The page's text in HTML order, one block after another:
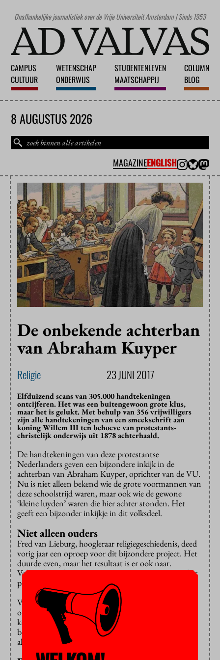
Onafhankelijke journalistiek over de Vrije Universiteit Amsterdam | Sinds 1953
CAMPUS
CULTUUR
WETENSCHAP
ONDERWIJS
STUDENTENLEVEN
MAATSCHAPPIJ
COLUMN
BLOG
8 AUGUSTUS 2026
MAGAZINEENGLISH
De onbekende achterban
van Abraham Kuyper
Religie 23 JUNI 2017
Elfduizend scans van 305.000 handtekeningen
ontcijferen. Het was een buitengewoon grote klus,
maar het is gelukt. Met behulp van 356 vrijwilligers
zijn alle handtekeningen van een smeekschrift aan
koning Willem III ten behoeve van protestants-
christelijk onderwijs uit 1878 achterhaald.
De handtekeningen van deze protestantse
Nederlanders geven een bijzondere inkijk in de
achterban van Abraham Kuyper, oprichter van de VU.
Nu is niet alleen bekend wie de grote voormannen van
deze schoolstrijd waren, maar ook wie de gewone
‘kleine luyden’ waren die hier achter stonden. Het
geeft een bijzonder inkijkje in dit volksdeel.
Niet alleen ouders
Fred van Lieburg, hoogleraar religiegeschiedenis, deed
vorig jaar een oproep voor dit bijzondere project. Het
duurde even, maar het resultaat is er ook naar.
Volgende week is in Nijmegeneen presentatievan het
project.
Van Lieburg ontdekte om te beginnen dat veel
ondertekenaars van het smeekschrift zelf geen
kinderen in de schoolgaande leeftijd hadden. “Dat
betekent dat het een breed gedragen doel was, niet
alleen een actie van ouders met schoolkinderen.”